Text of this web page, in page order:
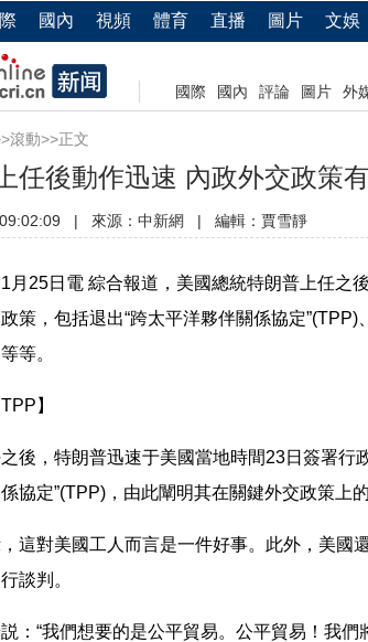
國內 視頻 體育 直播 圖片 文娛
國際 國內 評論 圖片 外
滾動>>正文
任後動作迅速 內政外交政策
| 來源： 中新網 | 編輯：賈雪靜
25日電 綜合報道，美國總統特朗普上任之
策，包括退出“跨太平洋夥伴關係協定
等。
】
，特朗普迅速于美國當地時間23日簽署行
協定”(TPP)，由此闡明其在關鍵外交政策上的
對美國工人而言是一件好事。此外，美國
談判。
“我們想要的是公平貿易。公平貿易！我們